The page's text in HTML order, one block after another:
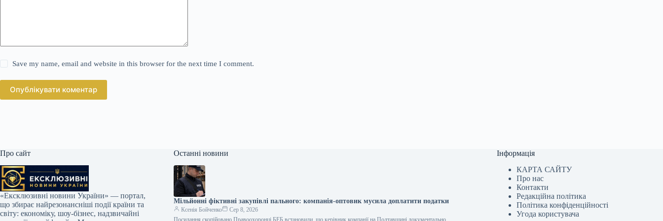
Save my name, email and website in this browser for the next time I comment.
Опублікувати коментар
Про сайт
«Ексклюзивні новини України» — портал,
що збирає найрезонансніші події країни та
світу: економіку, шоу-бізнес, надзвичайні
Останні новини
Мільйонні фіктивні закупівлі пального: компанія-оптовик мусила доплатити податки
Ксенія Бойченко
Сер 8, 2026
Посилання скопійовано Правоохоронці БЕБ встановили, що керівник компанії на Полтавщині документально
Інформація
КАРТА САЙТУ
Про нас
Контакти
Редакційна політика
Політика конфіденційності
Угода користувача